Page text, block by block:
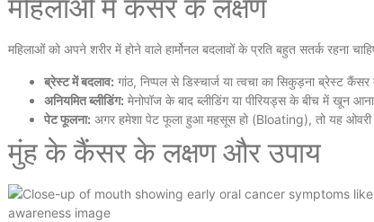
महिलाओं में कैंसर के लक्षण
महिलाओं को अपने शरीर में होने वाले हार्मोनल बदलावों के प्रति बहुत सतर्क रहना
ब्रेस्ट में बदलाव: गांठ, निप्पल से डिस्चार्ज या त्वचा का सिकुड़ना ब्रेस्ट
अनियमित ब्लीडिंग: मेनोपॉज के बाद ब्लीडिंग या पीरियड्स के बीच में खून आना
पेट फूलना: अगर हमेशा पेट फूला हुआ महसूस हो (Bloating), तो यह
मुंह के कैंसर के लक्षण और उपाय